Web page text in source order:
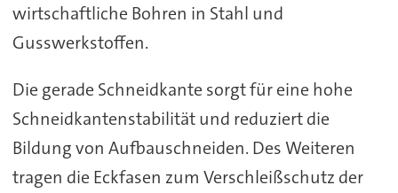
wirtschaftliche Bohren in Stahl und
Gusswerkstoffen.
Die gerade Schneidkante sorgt für eine hohe
Schneidkantenstabilität und reduziert die
Bildung von Aufbauschneiden. Des Weiteren
tragen die Eckfasen zum Verschleißschutz der